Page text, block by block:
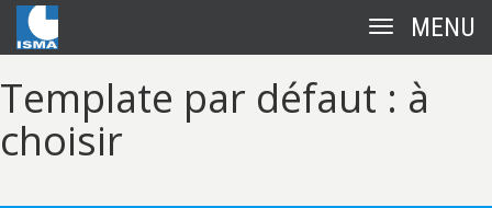
Toggle
Template par défaut : à
choisir